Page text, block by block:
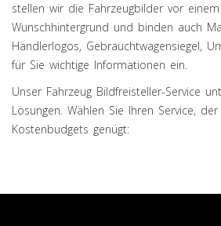
stellen wir die Fahrzeugbilder vor
Wunschhintergrund und binden auch
Händlerlogos, Gebrauchtwagensiegel,
für Sie wichtige Informationen ein.
Unser Fahrzeug Bildfreisteller-Service
Lösungen. Wählen Sie Ihren Service,
Kostenbudgets genügt: